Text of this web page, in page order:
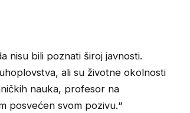
nisu bili poznati široj javnosti.
ali su životne okolnosti
nauka, profesor na
posvećen svom pozivu.“